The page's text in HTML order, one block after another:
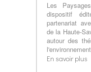
Les
dispositif
partenariat
de la Haute-
autour des
En savoir plus